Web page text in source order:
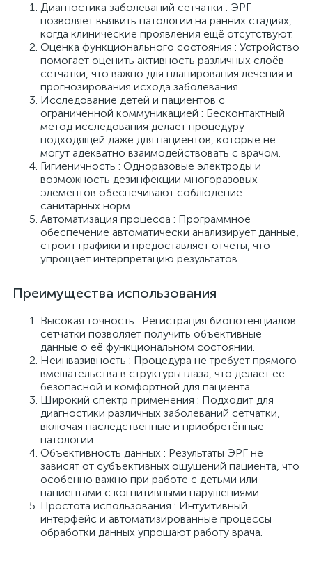
Диагностика заболеваний сетчатки : ЭРГ
позволяет выявить патологии на ранних стадиях,
когда клинические проявления ещё отсутствуют.
Оценка функционального состояния : Устройство
помогает оценить активность различных слоёв
сетчатки, что важно для планирования лечения и
прогнозирования исхода заболевания.
Исследование детей и пациентов с
ограниченной коммуникацией : Бесконтактный
метод исследования делает процедуру
подходящей даже для пациентов, которые не
могут адекватно взаимодействовать с врачом.
Гигиеничность : Одноразовые электроды и
возможность дезинфекции многоразовых
элементов обеспечивают соблюдение
санитарных норм.
Автоматизация процесса : Программное
обеспечение автоматически анализирует данные,
строит графики и предоставляет отчеты, что
упрощает интерпретацию результатов.
Преимущества использования
Высокая точность : Регистрация биопотенциалов
сетчатки позволяет получить объективные
данные о её функциональном состоянии.
Неинвазивность : Процедура не требует прямого
вмешательства в структуры глаза, что делает её
безопасной и комфортной для пациента.
Широкий спектр применения : Подходит для
диагностики различных заболеваний сетчатки,
включая наследственные и приобретённые
патологии.
Объективность данных : Результаты ЭРГ не
зависят от субъективных ощущений пациента, что
особенно важно при работе с детьми или
пациентами с когнитивными нарушениями.
Простота использования : Интуитивный
интерфейс и автоматизированные процессы
обработки данных упрощают работу врача.